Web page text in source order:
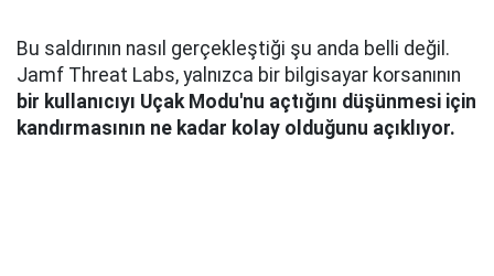
Bu saldırının nasıl gerçekleştiği şu anda belli değil.
Jamf Threat Labs, yalnızca bir bilgisayar korsanının
bir kullanıcıyı Uçak Modu'nu açtığını düşünmesi için
kandırmasının ne kadar kolay olduğunu açıklıyor.